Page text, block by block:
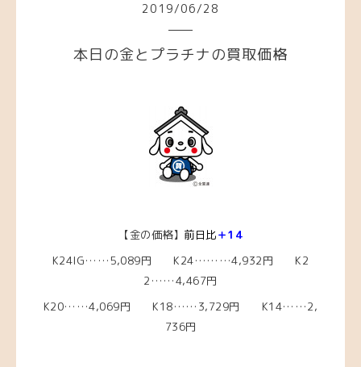
2019/06/28
本日の金とプラチナの買取価格
【金の価格】 前日比＋14
K24IG……5,089円 K24………4,932円 K2
2……4,467円
K20……4,069円 K18……3,729円 K14……2,
736円